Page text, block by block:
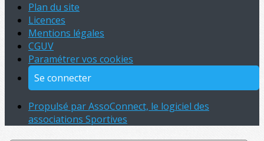
Plan du site
Licences
Mentions légales
CGUV
Paramétrer vos cookies
Se connecter
Propulsé par AssoConnect, le logiciel des
associations Sportives